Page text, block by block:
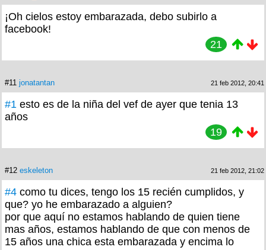
¡Oh cielos estoy embarazada, debo subirlo a
facebook!
21
#11 jonatantan 21 feb 2012, 20:41
#1 esto es de la niña del vef de ayer que tenia 13
años
19
#12 eskeleton 21 feb 2012, 21:02
#4 como tu dices, tengo los 15 recién cumplidos, y
que? yo he embarazado a alguien?
por que aquí no estamos hablando de quien tiene
mas años, estamos hablando de que con menos de
15 años una chica esta embarazada y encima lo